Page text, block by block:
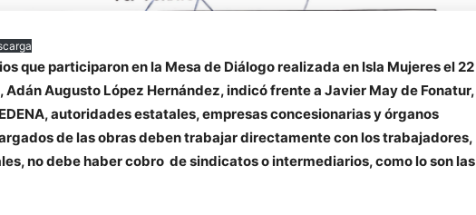
que participaron en la Mesa de Diálogo realizada en Isla Mujeres el 22
Adán Augusto López Hernández, indicó frente a Javier May de Fonatur,
autoridades estatales, empresas concesionarias y órganos
de las obras deben trabajar directamente con los trabajadores,
no debe haber cobro de sindicatos o intermediarios, como lo son las